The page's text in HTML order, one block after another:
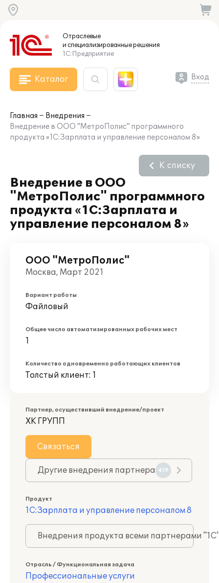
Отраслевые
и специализированныерешения
1С:Предприятие
Каталог Вход
Главная
Внедрения
Внедрение в ООО "МетроПолис" программного
продукта «1С:Зарплата и управление персоналом 8»
Внедрение в ООО
"МетроПолис" программного
продукта «1С:Зарплата и
управление персоналом 8»
К списку
ООО "МетроПолис"
Москва, Март 2021
Вариант работы
Файловый
Общее число автоматизированных рабочих мест
1
Количество одновременно работающих клиентов
Толстый клиент: 1
Партнер, осуществивший внедрение/проект
ХК ГРУПП
Связаться
Другие внедрения партнера 419
Продукт
1С:Зарплата и управление персоналом 8
Внедрения продукта всеми партнерами
Отрасль / Функциональная задача
Профессиональные услуги